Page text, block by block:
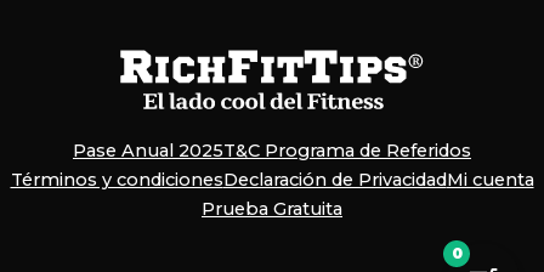
Pase Anual 2025T&C Programa de Referidos
Términos y condicionesDeclaración de PrivacidadMi cuenta
Prueba Gratuita
0